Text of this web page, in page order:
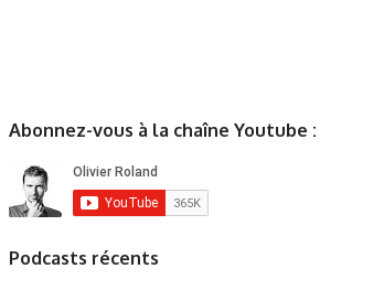
Abonnez-vous à la chaîne Youtube :
Podcasts récents